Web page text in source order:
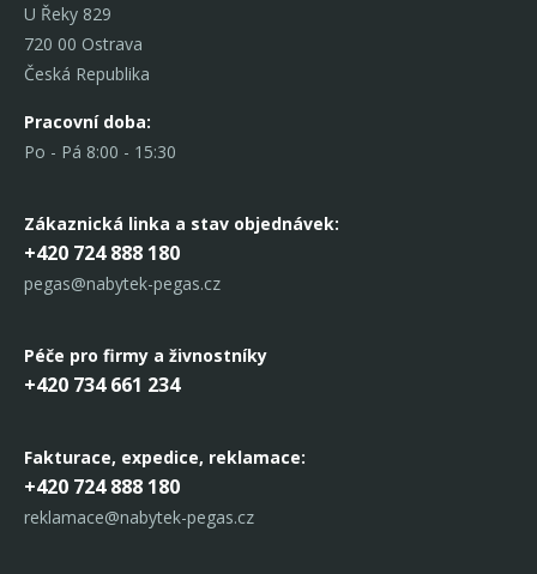
U Řeky 829
720 00 Ostrava
Česká Republika
Pracovní doba:
Po - Pá 8:00 - 15:30
Zákaznická linka a stav objednávek:
+420 724 888 180
pegas@nabytek-pegas.cz
Péče pro firmy a živnostníky
+420 734 661 234
Fakturace, expedice, reklamace:
+420 724 888 180
reklamace@nabytek-pegas.cz